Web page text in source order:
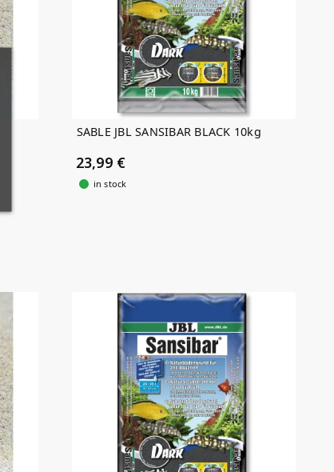
SABLE JBL SANSIBAR BLACK 10kg
23,99 €
in stock